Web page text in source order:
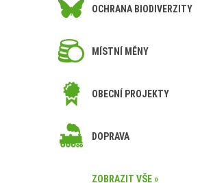
OCHRANA BIODIVERZITY
MÍSTNÍ MĚNY
OBECNÍ PROJEKTY
DOPRAVA
ZOBRAZIT VŠE »